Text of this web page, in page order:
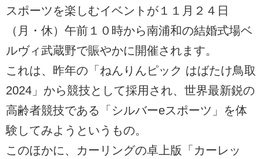
スポーツを楽しむイベントが１１月２４日
（月・休）午前１０時から南浦和の結婚式場ベ
ルヴィ武蔵野で賑やかに開催されます。
これは、昨年の「ねんりんピック はばたけ鳥取
2024」から競技として採用され、世界最新鋭の
高齢者競技である「シルバーeスポーツ」を体
験してみようというもの。
このほかに、カーリングの卓上版「カーレッ